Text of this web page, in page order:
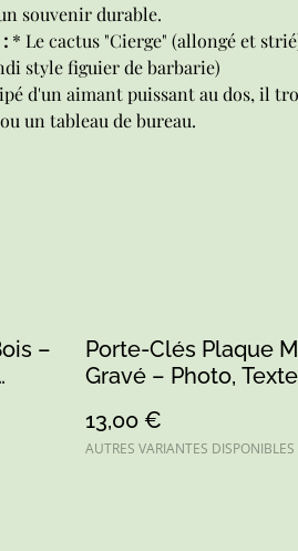
souvenir durable.
* Le cactus "Cierge" (allongé et
style figuier de barbarie)
d'un aimant puissant au dos, il
un tableau de bureau.
–
Porte-Clés Plaque
Gravé – Photo,
Sarthe
13,00 €
AUTRES VARIANTES DISPONIBLES